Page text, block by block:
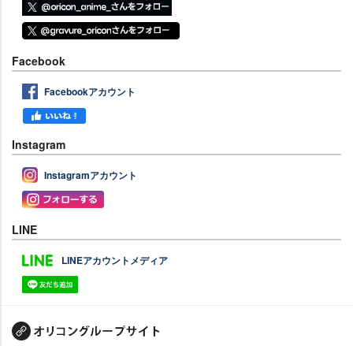
Facebook
Facebookアカウント
Instagram
Instagramアカウント
LINE
LINEアカウントメディア